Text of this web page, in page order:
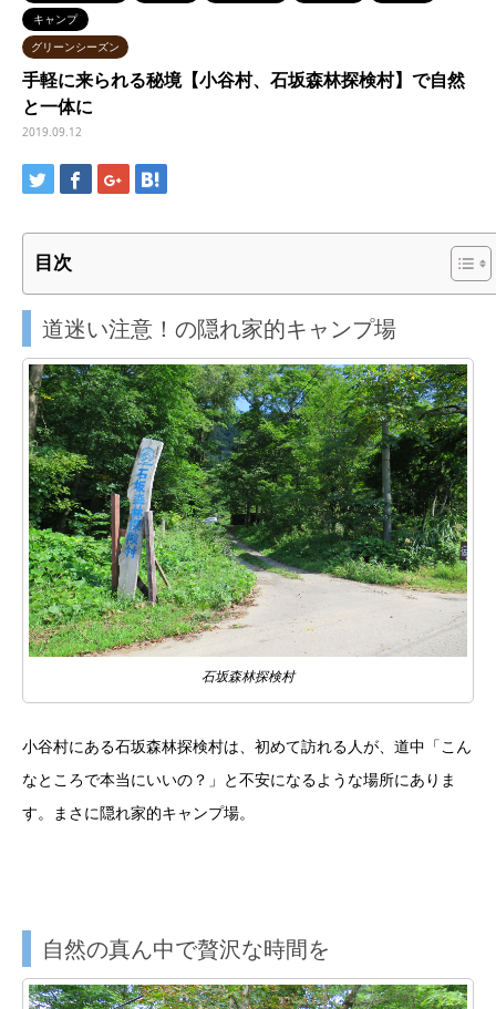
キャンプ
グリーンシーズン
手軽に来られる秘境【小谷村、石坂森林探検村】で自然
と一体に
2019.09.12
目次
道迷い注意！の隠れ家的キャンプ場
石坂森林探検村
小谷村にある石坂森林探検村は、初めて訪れる人が、道中「こん
なところで本当にいいの？」と不安になるような場所にありま
す。まさに隠れ家的キャンプ場。
自然の真ん中で贅沢な時間を